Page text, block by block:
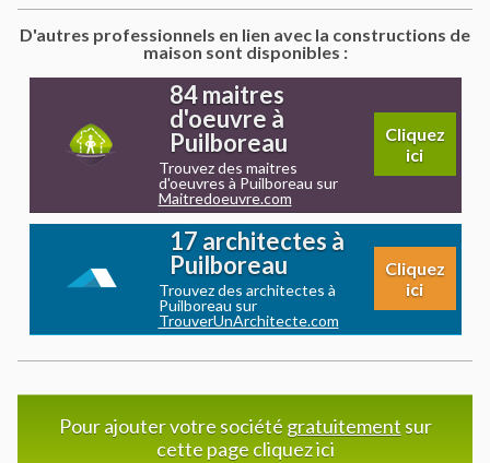
D'autres professionnels en lien avec la constructions de
maison sont disponibles :
84 maitres
d'oeuvre à
Puilboreau
Trouvez des maitres
d'oeuvres à Puilboreau sur
Maitredoeuvre.com
Cliquez
ici
17 architectes à
Puilboreau
Trouvez des architectes à
Puilboreau sur
TrouverUnArchitecte.com
Cliquez
ici
Pour ajouter votre société gratuitement sur
cette page cliquez ici